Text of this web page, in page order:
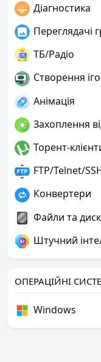
Діагностика
Переглядачі
ТБ/Радіо
Створення
Анімація
Захоплення
Торент-
FTP/Telnet/
Конвертери
Файли та
Штучний
ОПЕРАЦІЙНІ
Windows